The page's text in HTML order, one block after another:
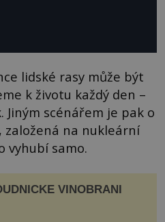
lidské rasy může být
k životu každý den –
scénářem je pak o
na nukleární
vyhubí samo.
VINOBRANÍ